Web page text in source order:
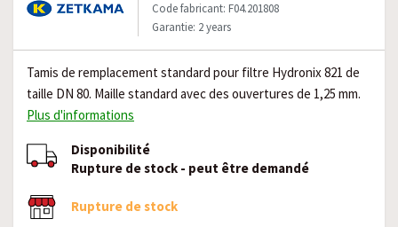
Code fabricant: F04.201808
Garantie: 2 years
Tamis de remplacement standard pour filtre Hydronix 821 de
taille DN 80. Maille standard avec des ouvertures de 1,25 mm.
Plus d'informations
Disponibilité
Rupture de stock - peut être demandé
Rupture de stock